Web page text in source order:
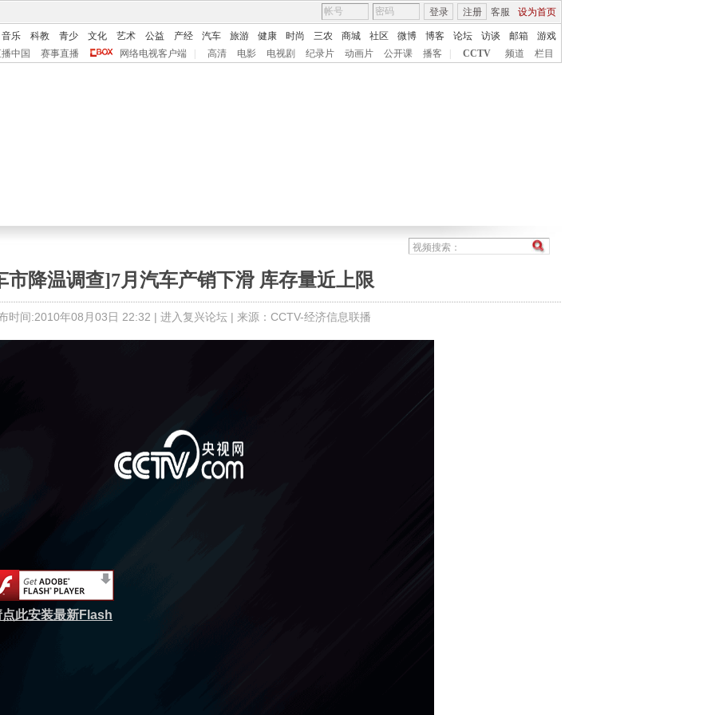
客服 设为首页
登录 注册
音乐 科教 青少 文化 艺术 公益 产经 汽车 旅游 健康 时尚 三农 商城 社区 微博 博客 论坛 访谈 邮箱
游戏
中国
赛事直播 网络电视客户端 高清 电影 电视剧 纪录片 动画片 公开课 播客 CCTV 频道 栏目
市降温调查]7月汽车产销下滑 库存量近上限
时间:2010年08月03日 22:32 | 进入复兴论坛 | 来源：CCTV-经济信息联播
点此安装最新Flash